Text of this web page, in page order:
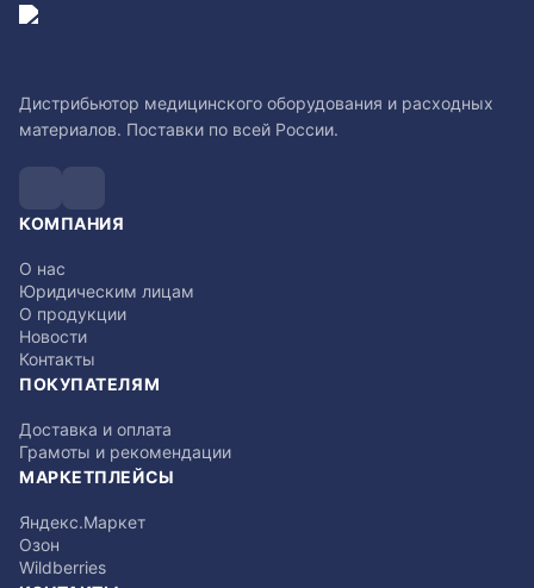
Дистрибьютор медицинского оборудования и расходных
материалов. Поставки по всей России.
КОМПАНИЯ
О нас
Юридическим лицам
О продукции
Новости
Контакты
ПОКУПАТЕЛЯМ
Доставка и оплата
Грамоты и рекомендации
МАРКЕТПЛЕЙСЫ
Яндекс.Маркет
Озон
Wildberries